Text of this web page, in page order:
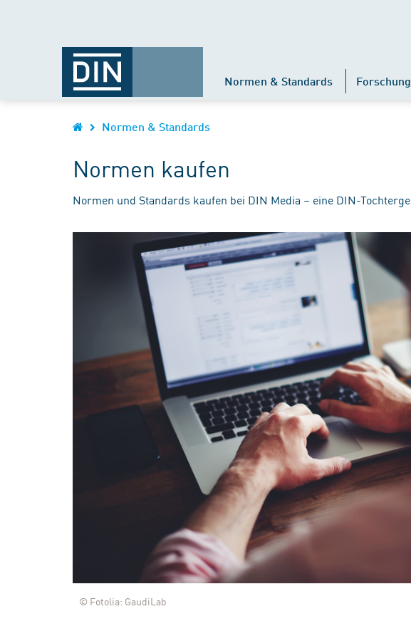
Normen & Standards
Normen & Standards
Normen kaufen
Normen und Standards kaufen bei DIN Media – eine DIN-
© Fotolia: GaudiLab